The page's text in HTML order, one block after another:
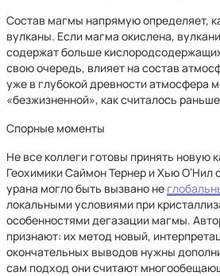
Состав магмы напрямую определяет,
вулканы. Если магма окислена,
содержат больше
свою очередь, влияет на состав
уже в глубокой древности атмосфера
«безжизненной», как считалось
Спорные моменты
Не все коллеги готовы принять новую
Геохимики Саймон Тернер и Хью О’Нил
урана могло быть вызвано не
локальными условиями при
особенностями дегазации магмы.
признают: их метод новый,
окончательных выводов нужны
сам подход они считают